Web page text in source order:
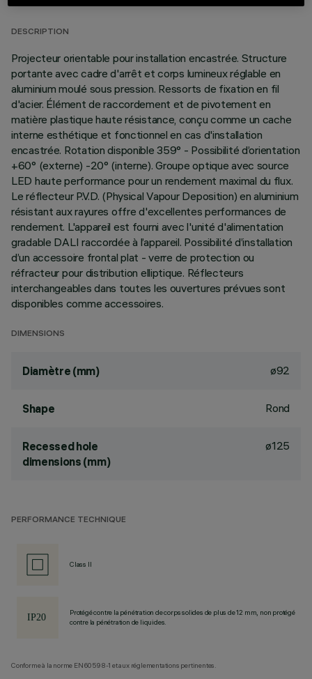
DESCRIPTION
Projecteur orientable pour installation encastrée. Structure
portante avec cadre d'arrêt et corps lumineux réglable en
aluminium moulé sous pression. Ressorts de fixation en fil
d'acier. Élément de raccordement et de pivotement en
matière plastique haute résistance, conçu comme un cache
interne esthétique et fonctionnel en cas d'installation
encastrée. Rotation disponible 359° - Possibilité d’orientation
+60° (externe) -20° (interne). Groupe optique avec source
LED haute performance pour un rendement maximal du flux.
Le réflecteur P.V.D. (Physical Vapour Deposition) en aluminium
résistant aux rayures offre d'excellentes performances de
rendement. L'appareil est fourni avec l'unité d'alimentation
gradable DALI raccordée à l’appareil. Possibilité d’installation
d’un accessoire frontal plat - verre de protection ou
réfracteur pour distribution elliptique. Réflecteurs
interchangeables dans toutes les ouvertures prévues sont
disponibles comme accessoires.
DIMENSIONS
Diamètre (mm) ø92
Shape Rond
Recessed hole
dimensions (mm)
ø125
PERFORMANCE TECHNIQUE
Class II
Protégé contre la pénétration de corps solides de plus de 12 mm, non protégé
contre la pénétration de liquides.
Conforme à la norme EN60598-1 et aux réglementations pertinentes.